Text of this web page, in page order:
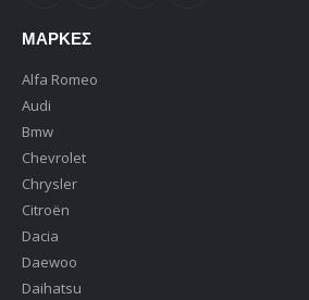
ΜΆΡΚΕΣ
Alfa Romeo
Audi
Bmw
Chevrolet
Chrysler
Citroën
Dacia
Daewoo
Daihatsu